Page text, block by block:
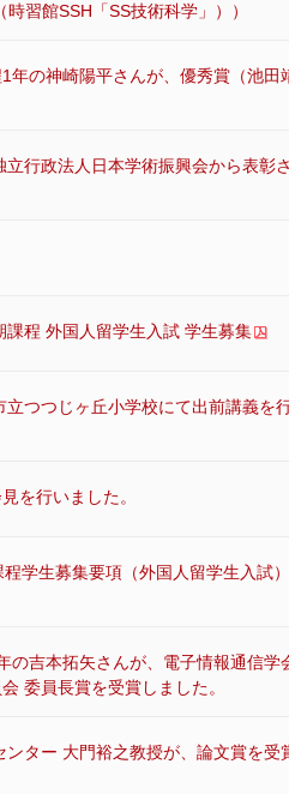
習館SSH「SS技術科学」））
年の神崎陽平さんが、優秀賞（池田
行政法人日本学術振興会から表彰さ
程 外国人留学生入試 学生募集
つつじヶ丘小学校にて出前講義を
を行いました。
学生募集要項（外国人留学生入試）
の吉本拓矢さんが、電子情報通信学
委員長賞を受賞しました。
ター 大門裕之教授が、論文賞を受